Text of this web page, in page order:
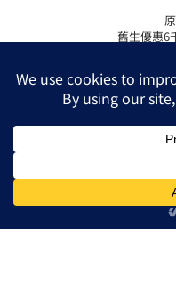
舊生優惠6
熱門
新
NT$